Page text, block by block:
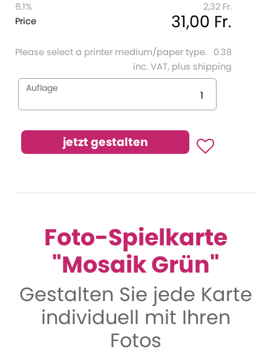
8.1%
2,32 Fr.
Price
31,00 Fr.
Please select a printer medium/paper type. 0.38
inc. VAT, plus shipping
Auflage
Foto-Spielkarte
"Mosaik Grün"
Gestalten Sie jede Karte
individuell mit Ihren
Fotos